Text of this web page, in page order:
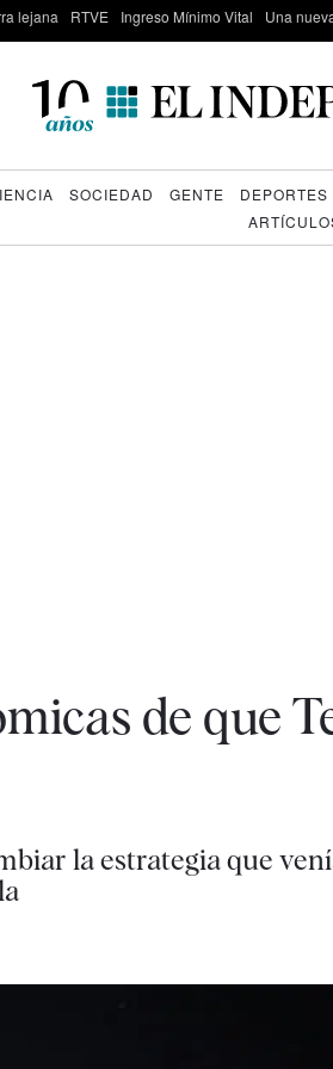
lejana RTVE Ingreso Mínimo Vital Una
SOCIEDAD GENTE DEPORTES
de que
la estrategia que